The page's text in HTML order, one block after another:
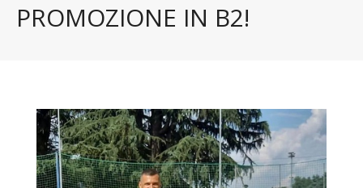
PROMOZIONE IN B2!